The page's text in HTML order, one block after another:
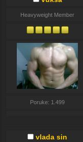
Heavyweight Member
Poruke: 1.499
vlada sin